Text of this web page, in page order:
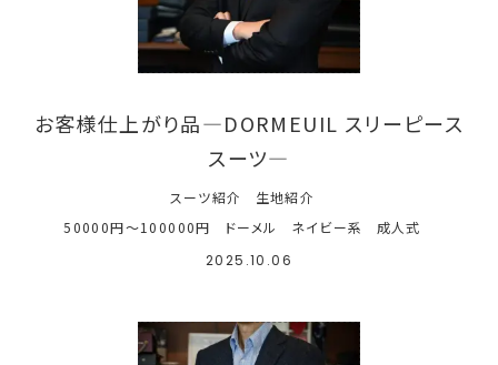
お客様仕上がり品―DORMEUIL スリーピース
スーツ―
スーツ紹介
生地紹介
50000円～100000円
ドーメル ネイビー系
成人式
2025.10.06